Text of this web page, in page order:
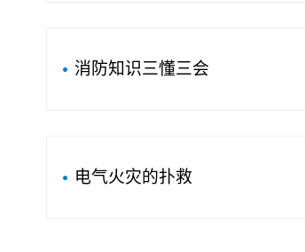
消防知识三懂三会
电气火灾的扑救